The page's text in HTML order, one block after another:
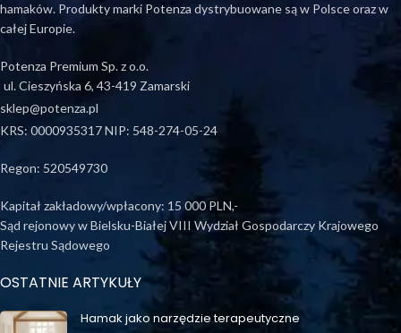
hamaków. Produkty marki Potenza dystrybuowane są w Polsce oraz w
całej Europie.
Potenza Premium Sp. z o.o.
ul. Cieszyńska 6, 43-419 Zamarski
sklep@potenza.pl
KRS: 0000935317 NIP: 548-274-05-24
Regon: 520549730
Kapitał zakładowy/wpłacony: 15 000 PLN,-
Sąd rejonowy w Bielsku-Białej VIII Wydział Gospodarczy Krajowego
Rejestru Sądowego
OSTATNIE ARTYKUŁY
Hamak jako narzędzie terapeutyczne